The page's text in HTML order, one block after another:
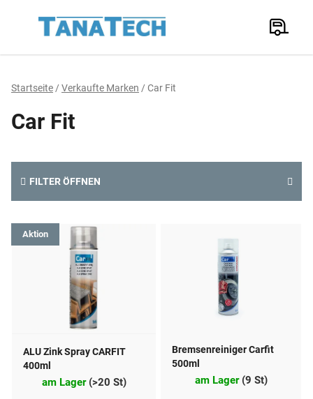
Suchen
Startseite / Verkaufte Marken / Car Fit
Car Fit
FILTER ÖFFNEN
L
i
Aktion
ALU Zink Spray CARFIT
400ml
am Lager (>20 St)
Bremsenreiniger Carfit
500ml
am Lager (9 St)